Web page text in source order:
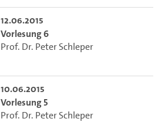
12.06.2015
Vorlesung 6
Prof. Dr. Peter Schleper
10.06.2015
Vorlesung 5
Prof. Dr. Peter Schleper